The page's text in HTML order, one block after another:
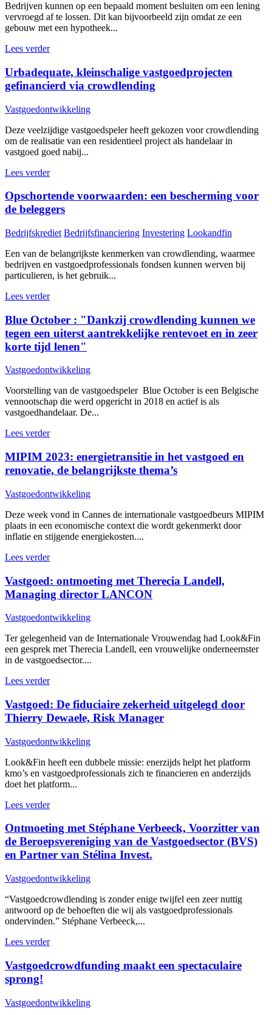
Bedrijven kunnen op een bepaald moment besluiten om een lening
vervroegd af te lossen. Dit kan bijvoorbeeld zijn omdat ze een
gebouw met een hypotheek...
Lees verder
Urbadequate, kleinschalige vastgoedprojecten
gefinancierd via crowdlending
Vastgoedontwikkeling
Deze veelzijdige vastgoedspeler heeft gekozen voor crowdlending
om de realisatie van een residentieel project als handelaar in
vastgoed goed nabij...
Lees verder
Opschortende voorwaarden: een bescherming voor
de beleggers
Bedrijfskrediet Bedrijfsfinanciering Investering Lookandfin
Een van de belangrijkste kenmerken van crowdlending, waarmee
bedrijven en vastgoedprofessionals fondsen kunnen werven bij
particulieren, is het gebruik...
Lees verder
Blue October : "Dankzij crowdlending kunnen we
tegen een uiterst aantrekkelijke rentevoet en in zeer
korte tijd lenen"
Vastgoedontwikkeling
Voorstelling van de vastgoedspeler Blue October is een Belgische
vennootschap die werd opgericht in 2018 en actief is als
vastgoedhandelaar. De...
Lees verder
MIPIM 2023: energietransitie in het vastgoed en
renovatie, de belangrijkste thema’s
Vastgoedontwikkeling
Deze week vond in Cannes de internationale vastgoedbeurs MIPIM
plaats in een economische context die wordt gekenmerkt door
inflatie en stijgende energiekosten....
Lees verder
Vastgoed: ontmoeting met Therecia Landell,
Managing director LANCON
Vastgoedontwikkeling
Ter gelegenheid van de Internationale Vrouwendag had Look&Fin
een gesprek met Therecia Landell, een vrouwelijke onderneemster
in de vastgoedsector....
Lees verder
Vastgoed: De fiduciaire zekerheid uitgelegd door
Thierry Dewaele, Risk Manager
Vastgoedontwikkeling
Look&Fin heeft een dubbele missie: enerzijds helpt het platform
kmo’s en vastgoedprofessionals zich te financieren en anderzijds
doet het platform...
Lees verder
Ontmoeting met Stéphane Verbeeck, Voorzitter van
de Beroepsvereniging van de Vastgoedsector (BVS)
en Partner van Stélina Invest.
Vastgoedontwikkeling
“Vastgoedcrowdlending is zonder enige twijfel een zeer nuttig
antwoord op de behoeften die wij als vastgoedprofessionals
ondervinden.” Stéphane Verbeeck,...
Lees verder
Vastgoedcrowdfunding maakt een spectaculaire
sprong!
Vastgoedontwikkeling